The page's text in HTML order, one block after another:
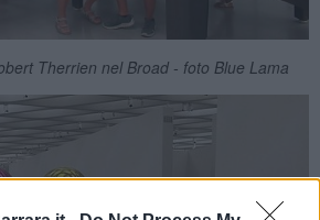
Therrien nel Broad - foto Blue Lama